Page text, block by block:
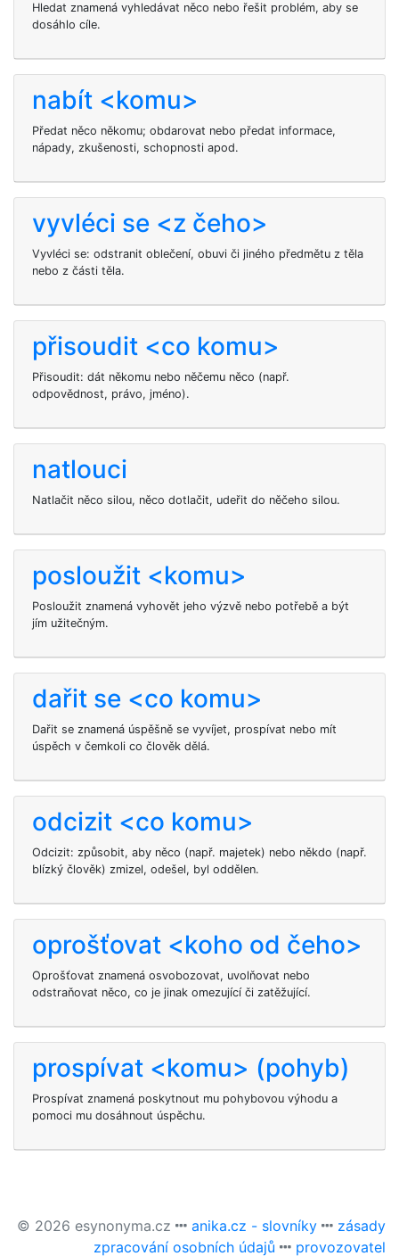
Hledat znamená vyhledávat něco nebo řešit problém, aby se
dosáhlo cíle.
nabít <komu>
Předat něco někomu; obdarovat nebo předat informace,
nápady, zkušenosti, schopnosti apod.
vyvléci se <z čeho>
Vyvléci se: odstranit oblečení, obuvi či jiného předmětu z těla
nebo z části těla.
přisoudit <co komu>
Přisoudit: dát někomu nebo něčemu něco (např.
odpovědnost, právo, jméno).
natlouci
Natlačit něco silou, něco dotlačit, udeřit do něčeho silou.
posloužit <komu>
Posloužit znamená vyhovět jeho výzvě nebo potřebě a být
jím užitečným.
dařit se <co komu>
Dařit se znamená úspěšně se vyvíjet, prospívat nebo mít
úspěch v čemkoli co člověk dělá.
odcizit <co komu>
Odcizit: způsobit, aby něco (např. majetek) nebo někdo (např.
blízký člověk) zmizel, odešel, byl oddělen.
oprošťovat <koho od čeho>
Oprošťovat znamená osvobozovat, uvolňovat nebo
odstraňovat něco, co je jinak omezující či zatěžující.
prospívat <komu> (pohyb)
Prospívat znamená poskytnout mu pohybovou výhodu a
pomoci mu dosáhnout úspěchu.
© 2026 esynonyma.cz anika.cz - slovníky
zásady
zpracování osobních údajů
provozovatel